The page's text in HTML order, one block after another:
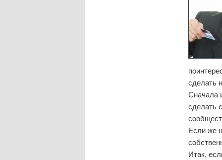
сделать
Сначала
сделать
Если же
Итак,